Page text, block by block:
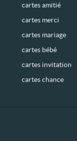
cartes amitié
cartes merci
cartes mariage
cartes bébé
cartes invitation
cartes chance